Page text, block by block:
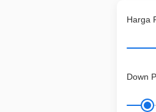
Harga
Down